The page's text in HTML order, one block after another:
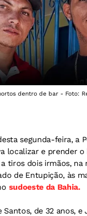
dentro de bar - Foto:
segunda-feira, a
localizar e prender
tiros dois irmãos, na
de Entupição, às
sudoeste da Bahia.
Santos, de 32 anos, e